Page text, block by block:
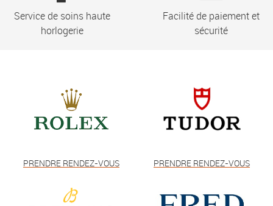
Service de soins haute
horlogerie
Facilité de paiement et
sécurité
PRENDRE RENDEZ-VOUS PRENDRE RENDEZ-VOUS